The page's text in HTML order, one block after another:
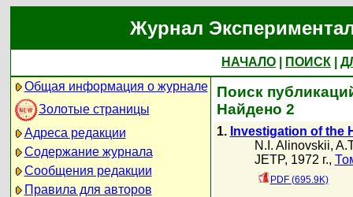
Журнал
НАЧАЛО ПОИСК
Общая информация о журнале
Золотые страницы
Адреса редакции
Содержание журнала
Сообщения редакции
Правила для авторов
Поиск
Найдено 2
1. Investigation of the
N.I. Alinovskii,
JETP, 1972 г.,
PDF (695.9K)